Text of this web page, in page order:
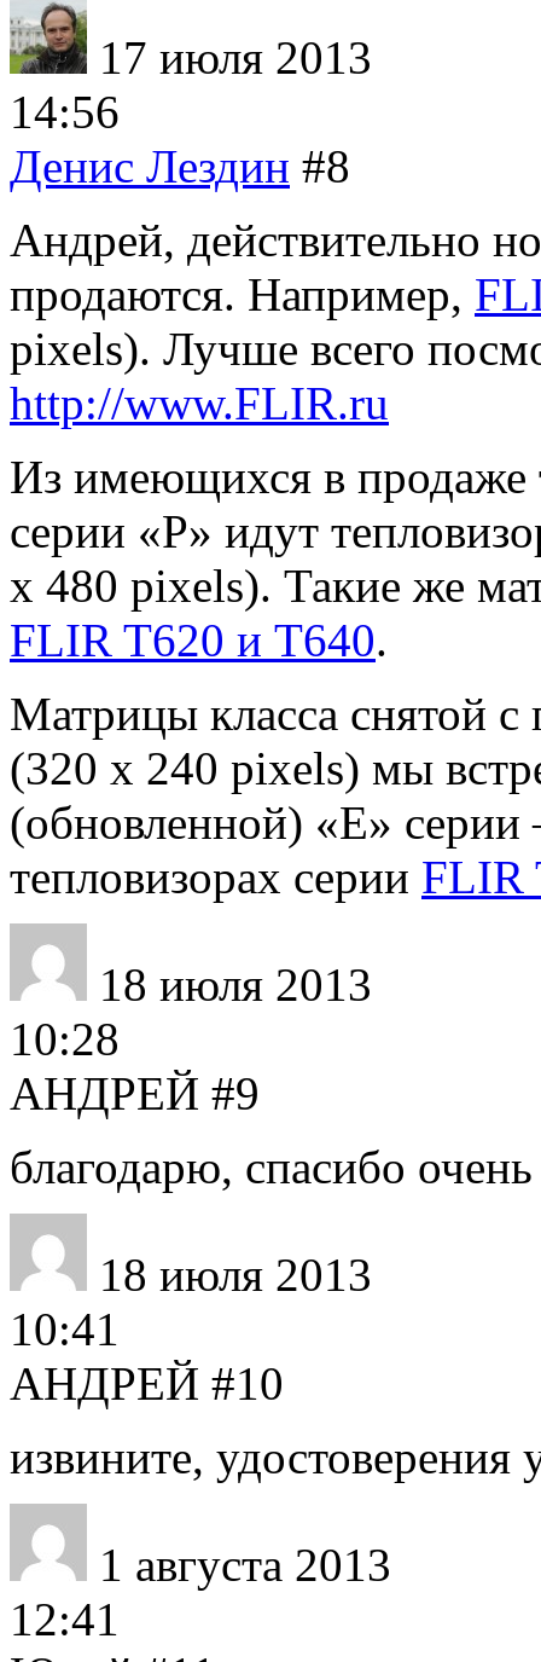
17 июля 2013
14:56
Денис Лездин #8
Андрей, действительно
продаются. Например,
pixels). Лучше всего
http://www.FLIR.ru
Из имеющихся в продаже
серии «P» идут
x 480 pixels). Такие же
FLIR T620 и T640.
Матрицы класса снятой с
(320 x 240 pixels) мы
(обновленной) «E»
тепловизорах серии FLIR
18 июля 2013
10:28
АНДРЕЙ #9
благодарю, спасибо
18 июля 2013
10:41
АНДРЕЙ #10
извините, удостоверения
1 августа 2013
12:41